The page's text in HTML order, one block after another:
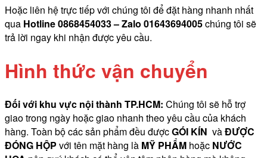
Hoặc liên hệ trực tiếp với chúng tôi để đặt hàng nhanh nhất
qua Hotline 0868454033 – Zalo 01643694005chúng tôi sẽ
trả lời ngay khi nhận được yêu cầu.
Hình thức vận chuyển
Đối với khu vực nội thành TP.HCM: Chúng tôi sẽ hỗ trợ
giao trong ngày hoặc giao nhanh theo yêu cầu của khách
hàng. Toàn bộ các sản phẩm đều đượcGÓI KÍN vàĐƯỢC
ĐÓNG HỘP với tên mặt hàng là MỸ PHẨM hoặc NƯỚC